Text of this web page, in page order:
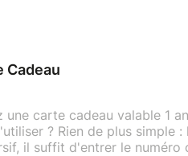
Cadeau
une carte cadeau valable 1
? Rien de plus simple
il suffit d'entrer le numéro